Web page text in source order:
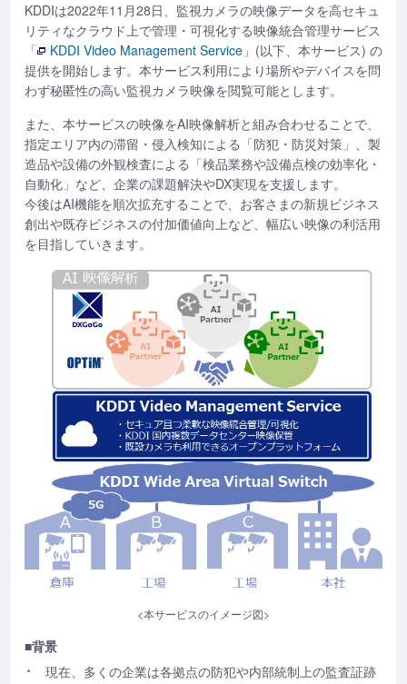
KDDIは2022年11月28日、監視カメラの映像データを高セキュ
リティなクラウド上で管理・可視化する映像統合管理サービス
「
KDDI Video Management Service 」(以下、本サービス) の
提供を開始します。本サービス利用により場所やデバイスを問
わず秘匿性の高い監視カメラ映像を閲覧可能とします。
また、本サービスの映像をAI映像解析と組み合わせることで、
指定エリア内の滞留・侵入検知による「防犯・防災対策」、製
造品や設備の外観検査による「検品業務や設備点検の効率化・
自動化」など、企業の課題解決やDX実現を支援します。
今後はAI機能を順次拡充することで、お客さまの新規ビジネス
創出や既存ビジネスの付加価値向上など、幅広い映像の利活用
を目指していきます。
<本サービスのイメージ図>
■背景
現在、多くの企業は各拠点の防犯や内部統制上の監査証跡